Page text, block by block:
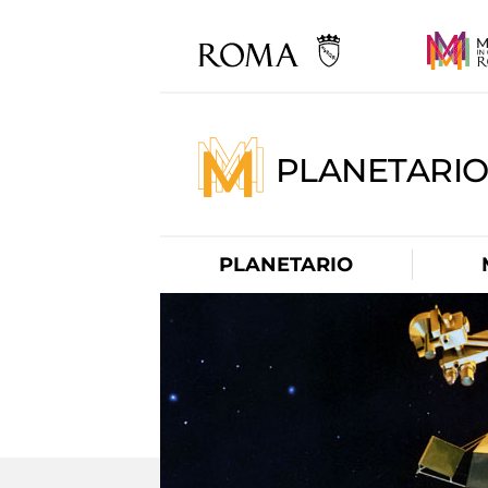
PLANETARIO
PLANETARIO